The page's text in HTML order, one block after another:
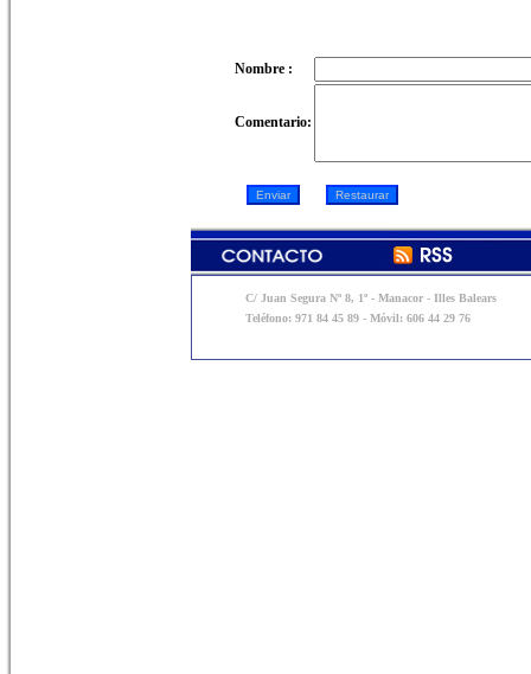
Nombre :
Comentario:
C/ Juan Segura Nº 8, 1º - Manacor - Illes Balears
Teléfono: 971 84 45 89 - Móvil: 606 44 29 76